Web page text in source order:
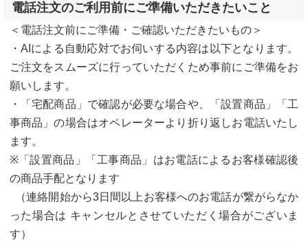
電話注文のご利用前にご準備いただきたいこと
＜電話注文前にご準備・ご確認いただきたいもの＞
・AIによる自動応対でお伺いする内容は以下となります。
ご注文をスムーズに行っていただくため事前にご準備をお
願いします。
・「宅配商品」で確認が必要な場合や、「設置商品」「工
事商品」の場合はオペレーターより折り返しお電話いたし
ます。
※「設置商品」「工事商品」はお電話によるお客様確認後
の商品手配となります
（連絡開始から3日間以上お客様へのお電話が繋がらなか
った場合は キャンセルとさせていただく場合がございま
す）